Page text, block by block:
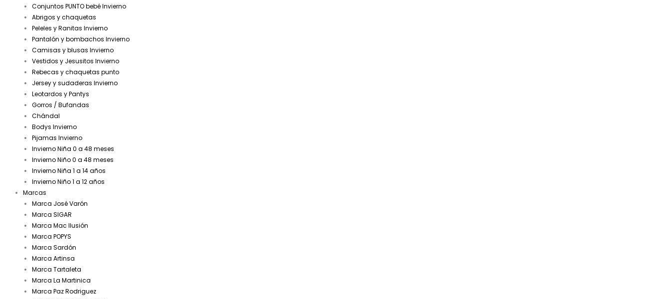
Conjuntos PUNTO bebé Invierno
Abrigos y chaquetas
Peleles y Ranitas Invierno
Pantalón y bombachos Invierno
Camisas y blusas Invierno
Vestidos y Jesusitos Invierno
Rebecas y chaquetas punto
Jersey y sudaderas Invierno
Leotardos y Pantys
Gorros / Bufandas
Chándal
Bodys Invierno
Pijamas Invierno
Invierno Niña 0 a 48 meses
Invierno Niño 0 a 48 meses
Invierno Niña 1 a 14 años
Invierno Niño 1 a 12 años
Marcas
Marca José Varón
Marca SIGAR
Marca Mac Ilusión
Marca POPYS
Marca Sardón
Marca Artinsa
Marca Tartaleta
Marca La Martinica
Marca Paz Rodriguez